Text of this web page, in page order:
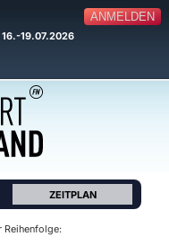
ANMELDEN
19.07.2026
ZEITPLAN
Reihenfolge: